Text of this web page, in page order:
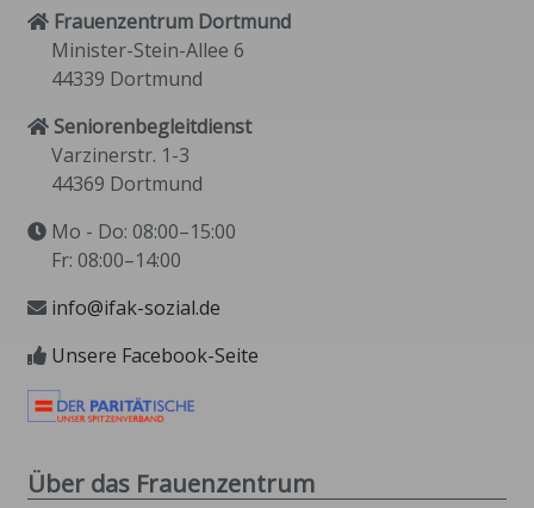
Frauenzentrum Dortmund
Minister-Stein-Allee 6
44339 Dortmund
Seniorenbegleitdienst
Varzinerstr. 1-3
44369 Dortmund
Mo - Do: 08:00–15:00
Fr: 08:00–14:00
info@ifak-sozial.de
Unsere Facebook-Seite
Über das Frauenzentrum